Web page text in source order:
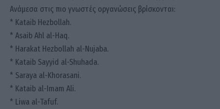
Ανάμεσα στις πιο γνωστές οργανώσεις βρίσκονται:
* Kataib Hezbollah.
* Asaib Ahl al-Haq.
* Harakat Hezbollah al-Nujaba.
* Kataib Sayyid al-Shuhada.
* Saraya al-Khorasani.
* Kataib al-Imam Ali.
* Liwa al-Tafuf.